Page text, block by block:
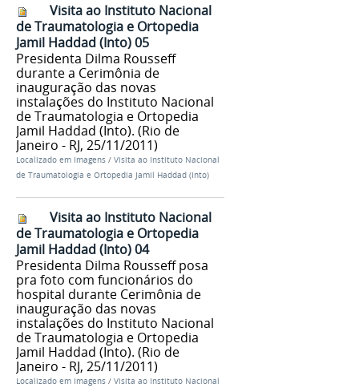
Visita ao Instituto Nacional
de Traumatologia e Ortopedia
Jamil Haddad (Into) 05
Presidenta Dilma Rousseff
durante a Cerimônia de
inauguração das novas
instalações do Instituto Nacional
de Traumatologia e Ortopedia
Jamil Haddad (Into). (Rio de
Janeiro - RJ, 25/11/2011)
Localizado em Imagens / Visita ao Instituto Nacional
de Traumatologia e Ortopedia Jamil Haddad (Into)
Visita ao Instituto Nacional
de Traumatologia e Ortopedia
Jamil Haddad (Into) 04
Presidenta Dilma Rousseff posa
pra foto com funcionários do
hospital durante Cerimônia de
inauguração das novas
instalações do Instituto Nacional
de Traumatologia e Ortopedia
Jamil Haddad (Into). (Rio de
Janeiro - RJ, 25/11/2011)
Localizado em Imagens / Visita ao Instituto Nacional